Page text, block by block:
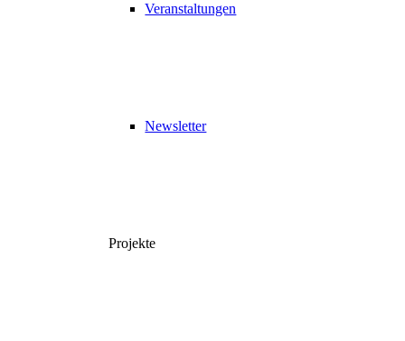
Veranstaltungen
Newsletter
Projekte